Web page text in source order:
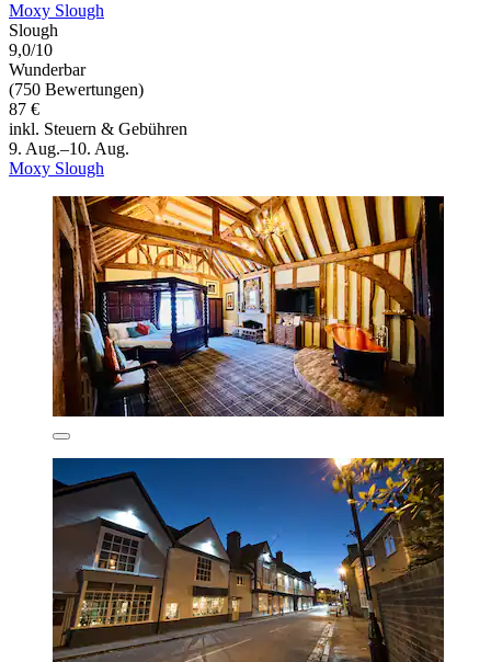
Moxy Slough
Slough
9,0/10
Wunderbar
(750 Bewertungen)
87 €
inkl. Steuern & Gebühren
9. Aug.–10. Aug.
Moxy Slough